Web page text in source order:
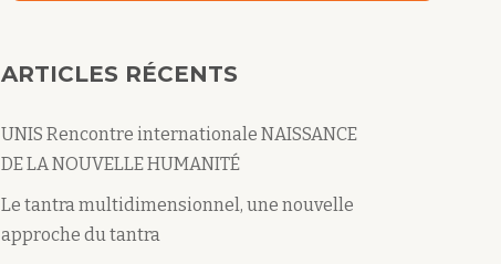
ARTICLES RÉCENTS
UNIS Rencontre internationale NAISSANCE
DE LA NOUVELLE HUMANITÉ
Le tantra multidimensionnel, une nouvelle
approche du tantra